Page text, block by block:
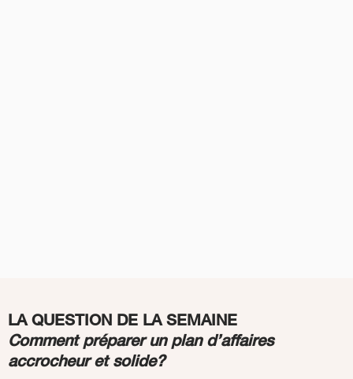
LA QUESTION DE LA SEMAINE
Comment préparer un plan d’affaires
accrocheur et solide?